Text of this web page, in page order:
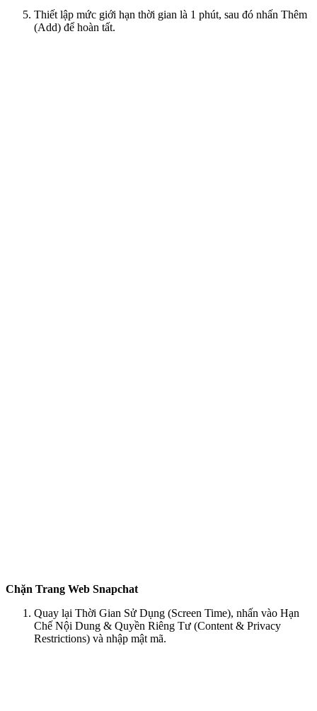
Thiết lập mức giới hạn thời gian là 1 phút, sau đó nhấn Thêm
(Add) để hoàn tất.
Chặn Trang Web Snapchat
Quay lại Thời Gian Sử Dụng (Screen Time), nhấn vào Hạn
Chế Nội Dung & Quyền Riêng Tư (Content & Privacy
Restrictions) và nhập mật mã.